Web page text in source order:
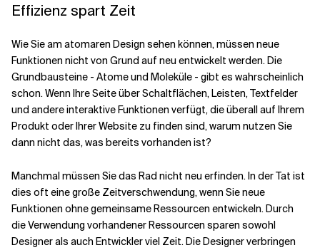
Effizienz spart Zeit
Wie Sie am atomaren Design sehen können, müssen neue
Funktionen nicht von Grund auf neu entwickelt werden. Die
Grundbausteine - Atome und Moleküle - gibt es wahrscheinlich
schon. Wenn Ihre Seite über Schaltflächen, Leisten, Textfelder
und andere interaktive Funktionen verfügt, die überall auf Ihrem
Produkt oder Ihrer Website zu finden sind, warum nutzen Sie
dann nicht das, was bereits vorhanden ist?
Manchmal müssen Sie das Rad nicht neu erfinden. In der Tat ist
dies oft eine große Zeitverschwendung, wenn Sie neue
Funktionen ohne gemeinsame Ressourcen entwickeln. Durch
die Verwendung vorhandener Ressourcen sparen sowohl
Designer als auch Entwickler viel Zeit. Die Designer verbringen